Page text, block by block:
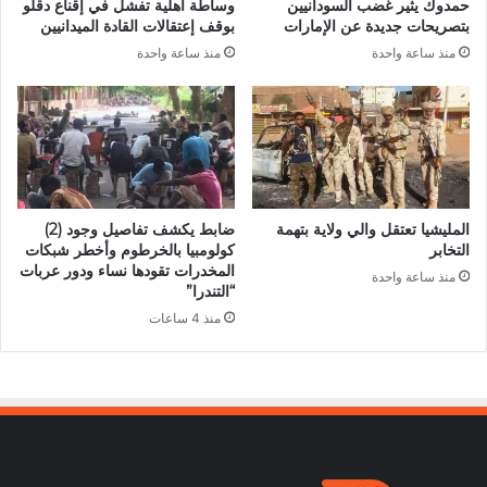
حمدوك يثير غضب السودانيين
بتصريحات جديدة عن الإمارات
منذ ساعة واحدة
وساطة أهلية تفشل في إقناع دقلو
بوقف إعتقالات القادة الميدانيين
منذ ساعة واحدة
المليشيا تعتقل والي ولاية بتهمة
التخابر
منذ ساعة واحدة
ضابط يكشف تفاصيل وجود (2)
كولومبيا بالخرطوم وأخطر شبكات
المخدرات تقودها نساء ودور عربات
“التندرا”
منذ 4 ساعات